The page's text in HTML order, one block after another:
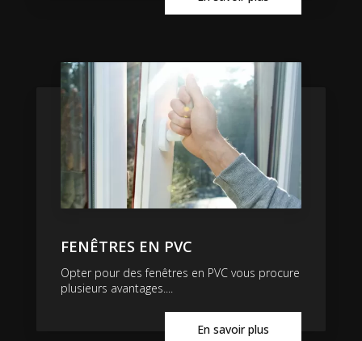
FENÊTRES EN PVC
Opter pour des fenêtres en PVC vous procure
plusieurs avantages....
En savoir plus